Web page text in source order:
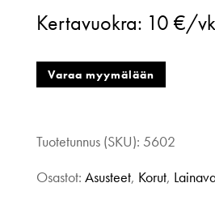
3,
kukka,
määrä
Kertavuokra: 10 €/
Varaa myymälään
Tuotetunnus (SKU): 5602
Osastot: Asusteet, Korut,